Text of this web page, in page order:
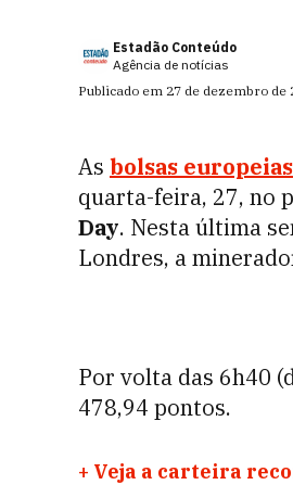
Estadão Conteúdo
Agência de notícias
Publicado em 27 de dezembro de
As bolsas europeias
quarta-feira, 27, no
Day. Nesta última
Londres, a
Por volta das 6h40
478,94 pontos.
+ Veja a carteira